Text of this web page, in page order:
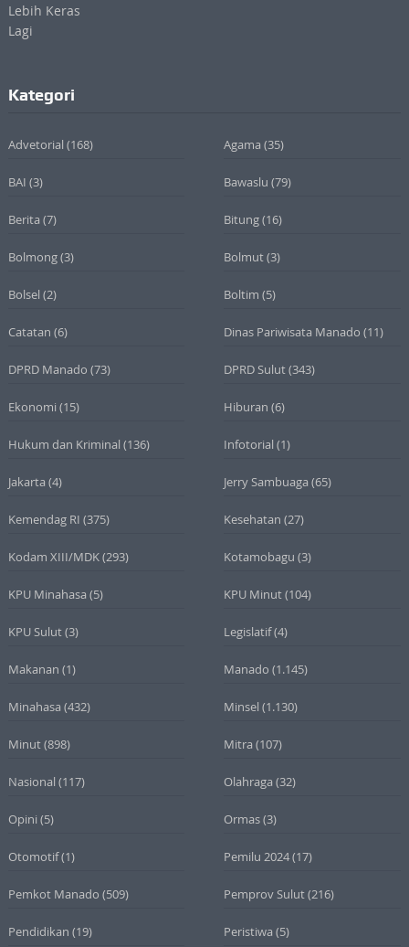
Kategori
Advetorial (168) Agama (35)
BAI (3) Bawaslu (79)
Berita (7) Bitung(16)
Bolmong(3) Bolmut(3)
Bolsel (2) Boltim (5)
Catatan (6) Dinas Pariwisata Manado (11)
DPRD Manado (73) DPRD Sulut(343)
Ekonomi (15) Hiburan (6)
Hukum dan Kriminal (136) Infotorial (1)
Jakarta (4) Jerry Sambuaga (65)
Kemendag RI (375) Kesehatan (27)
Kodam XIII/MDK(293) Kotamobagu (3)
KPU Minahasa (5) KPU Minut(104)
KPU Sulut(3) Legislatif(4)
Makanan (1) Manado (1.145)
Minahasa (432) Minsel (1.130)
Minut(898) Mitra (107)
Nasional (117) Olahraga (32)
Opini (5) Ormas(3)
Otomotif(1) Pemilu 2024(17)
Pemkot Manado (509) Pemprov Sulut(216)
Pendidikan (19) Peristiwa (5)